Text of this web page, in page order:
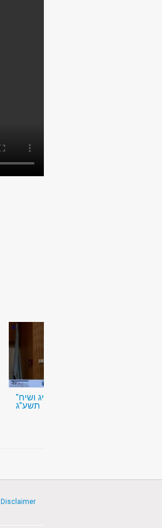
שלב חצי הגמר - "שיג ושיח"
תשע"ג
Disclaimer